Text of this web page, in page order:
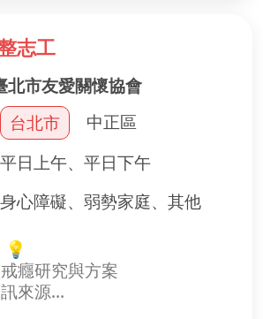
，她不再孤單，因為有你牽
志工
北市友愛關懷協會
台北市
中正區
平日上午、平日下午
身心障礙、弱勢家庭、其他
💡
癮研究與方案
來源